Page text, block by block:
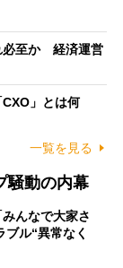
必至か 経済運営
」とは何
一覧を見る
騒動の内幕
んなで大家さ
ル“異常なく